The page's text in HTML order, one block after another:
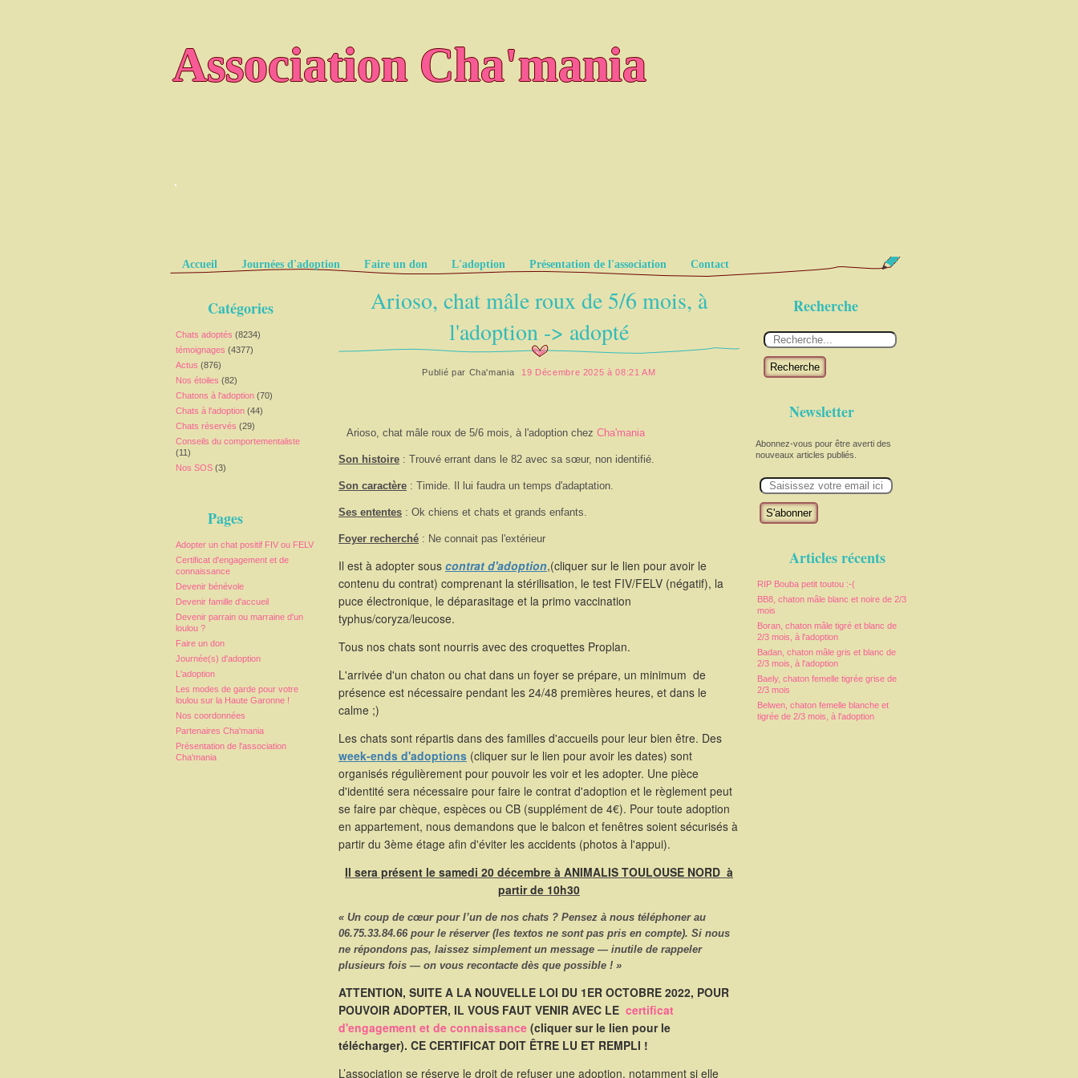
Association Cha'mania
.
Pages
Accueil Journées d'adoption Faire un don L'adoption Présentation de l'association Contact
Catégories
Chats adoptés (8234)
témoignages (4377)
Actus (876)
Nos étoiles (82)
Chatons à l'adoption (70)
Chats à l'adoption (44)
Chats réservés (29)
Conseils du comportementaliste
(11)
Nos SOS (3)
Pages
Adopter un chat positif FIV ou FELV
Certificat d'engagement et de
connaissance
Devenir bénévole
Devenir famille d'accueil
Devenir parrain ou marraine d'un
loulou ?
Faire un don
Journée(s) d'adoption
L'adoption
Les modes de garde pour votre
loulou sur la Haute Garonne !
Nos coordonnées
Partenaires Cha'mania
Présentation de l'association
Cha'mania
Recherche
Recherche
Newsletter
Abonnez-vous pour être averti des
nouveaux articles publiés.
m
Articles récents
RIP Bouba petit toutou :-(
BB8, chaton mâle blanc et noire de 2/3
mois
Boran, chaton mâle tigré et blanc de
2/3 mois, à l'adoption
Badan, chaton mâle gris et blanc de
2/3 mois, à l'adoption
Baely, chaton femelle tigrée grise de
2/3 mois
Belwen, chaton femelle blanche et
tigrée de 2/3 mois, à l'adoption
Arioso, chat mâle roux de 5/6 mois, à
l'adoption -> adopté
Publié par Cha'mania 19 Décembre 2025 à 08:21 AM
Arioso, chat mâle roux de 5/6 mois, à l'adoption chez Cha'mania
Son histoire : Trouvé errant dans le 82 avec sa sœur, non identifié.
Son caractère : Timide. Il lui faudra un temps d'adaptation.
Ses ententes : Ok chiens et chats et grands enfants.
Foyer recherché : Ne connait pas l'extérieur
Il est à adopter sous contrat d'adoption,(cliquer sur le lien pour avoir le
contenu du contrat) comprenant la stérilisation, le test FIV/FELV (négatif), la
puce électronique, le déparasitage et la primo vaccination
typhus/coryza/leucose.
Tous nos chats sont nourris avec des croquettes Proplan.
L'arrivée d'un chaton ou chat dans un foyer se prépare, un minimum de
présence est nécessaire pendant les 24/48 premières heures, et dans le
calme ;)
Les chats sont répartis dans des familles d'accueils pour leur bien être. Des
week-ends d'adoptions (cliquer sur le lien pour avoir les dates) sont
organisés régulièrement pour pouvoir les voir et les adopter. Une pièce
d'identité sera nécessaire pour faire le contrat d'adoption et le règlement peut
se faire par chèque, espèces ou CB (supplément de 4€). Pour toute adoption
en appartement, nous demandons que le balcon et fenêtres soient sécurisés à
partir du 3ème étage afin d'éviter les accidents (photos à l'appui).
Il sera présent le samedi 20 décembre à ANIMALIS TOULOUSE NORD à
partir de 10h30
« Un coup de cœur pour l’un de nos chats ? Pensez à nous téléphonerau
06.75.33.84.66 pour le réserver (les textos ne sont pas pris en compte). Si nous
ne répondons pas, laissez simplement un message — inutile de rappeler
plusieurs fois — on vous recontacte dès que possible ! »
ATTENTION, SUITE A LA NOUVELLE LOI DU 1ER OCTOBRE 2022, POUR
POUVOIR ADOPTER, IL VOUS FAUT VENIR AVEC LE certificat
d'engagement et de connaissance (cliquer sur le lien pour le
télécharger). CE CERTIFICAT DOIT ÊTRE LU ET REMPLI !
L’association se réserve le droit de refuser une adoption, notamment si elle